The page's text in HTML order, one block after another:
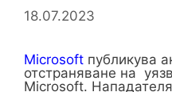
18.07.2023
Microsoft публикува
отстраняване на
Microsoft.